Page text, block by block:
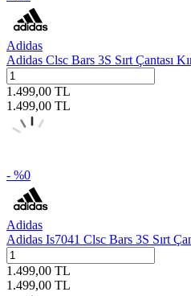
Adidas
Adidas Clsc Bars 3S Sırt Çantası
1.499,00 TL
1.499,00 TL
- %0
Adidas
Adidas Is7041 Clsc Bars 3S Sırt
1.499,00 TL
1.499,00 TL